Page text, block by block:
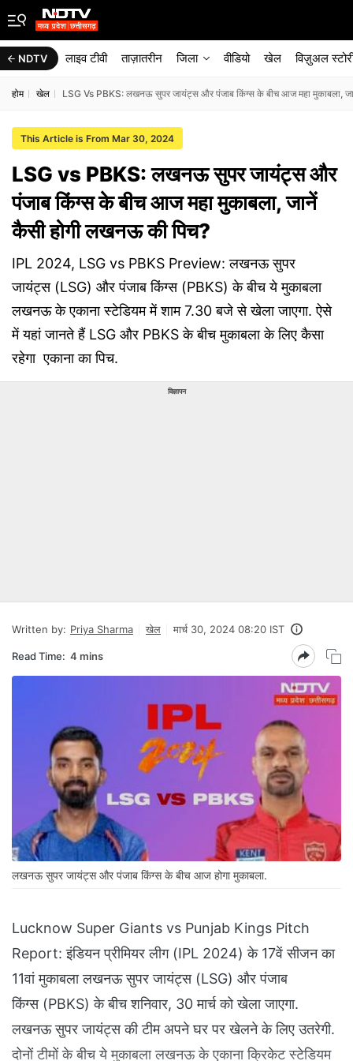
NDTV लाइव टीवी ताज़ातरीन जिला वीडियो खेल विज़ुअल
होम खेल LSG Vs PBKS: लखनऊ सुपर जायंट्स और पंजाब किंग्स के बीच आज महा मुकाबला,
This Article is From Mar 30, 2024
LSG vs PBKS: लखनऊ सुपर जायंट्स और
पंजाब किंग्स के बीच आज महा मुकाबला, जानें
कैसी होगी लखनऊ की पिच?
IPL 2024, LSG vs PBKS Preview: लखनऊ सुपर
जायंट्स (LSG) और पंजाब किंग्स (PBKS) के बीच ये मुकाबला
लखनऊ के एकाना स्टेडियम में शाम 7.30 बजे से खेला जाएगा. ऐसे
में यहां जानते हैं LSG और PBKS के बीच मुकाबला के लिए कैसा
रहेगा एकाना का पिच.
विज्ञापन
Written by: Priya Sharma खेल मार्च 30, 2024 08:20 IST
Read Time: 4 mins
लखनऊ सुपर जायंट्स और पंजाब किंग्स के बीच आज होगा मुकाबला.
Lucknow Super Giants vs Punjab Kings Pitch
Report: इंडियन प्रीमियर लीग (IPL 2024) के 17वें सीजन का
11वां मुकाबला लखनऊ सुपर जायंट्स (LSG) और पंजाब
किंग्स (PBKS) के बीच शनिवार, 30 मार्च को खेला जाएगा.
लखनऊ सुपर जायंट्स की टीम अपने घर पर खेलने के लिए उतरेगी.
दोनों टीमों के बीच ये मुकाबला लखनऊ के एकाना क्रिकेट स्टेडियम